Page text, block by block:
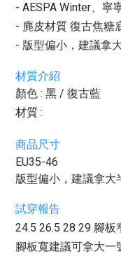
- AESPA Winter、寧
- 麂皮材質 復古焦糖
- 版型偏小，建議拿
材質介紹
顏色 : 黑 / 復古藍
材質 :
商品尺寸
EU35-46
版型偏小，建議拿大
試穿報告
24.5 26.5 28 29 腳板
腳板寬建議可拿大一